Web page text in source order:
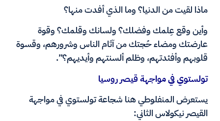
ماذا لقيت من الدنيا؟ وما الذي أفدت منها؟
وأين وقع عِلمك وفضلك؟ ولسانك وقلمك؟ وقوة
عارضتك ومضاء حُجتك من آثام الناس وشرورهم، وقسوة
قلوبهم وأفئدتهم، وظلم ألسنتهم وأيديهم؟”.
تولستوي في مواجهة قيصر روسيا
يستعرض المنفلوطي هنا شجاعة تولستوي في مواجهة
القيصر نيكولاس الثاني: